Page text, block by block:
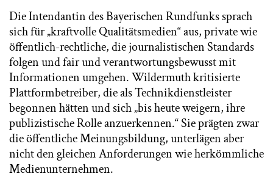
Die Intendantin des Bayerischen Rundfunks sprach
sich für „kraftvolle Qualitätsmedien“ aus, private wie
öffentlich-rechtliche, die journalistischen Standards
folgen und fair und verantwortungsbewusst mit
Informationen umgehen. Wildermuth kritisierte
Plattformbetreiber, die als Technikdienstleister
begonnen hätten und sich „bis heute weigern, ihre
publizistische Rolle anzuerkennen.“ Sie prägten zwar
die öffentliche Meinungsbildung, unterlägen aber
nicht den gleichen Anforderungen wie herkömmliche
Medienunternehmen.